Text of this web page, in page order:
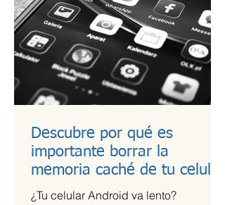
Descubre por qué es
importante borrar la
memoria caché de tu celular
¿Tu celular Android va lento?